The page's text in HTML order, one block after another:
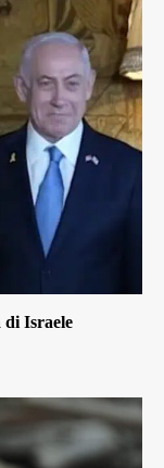
di Israele